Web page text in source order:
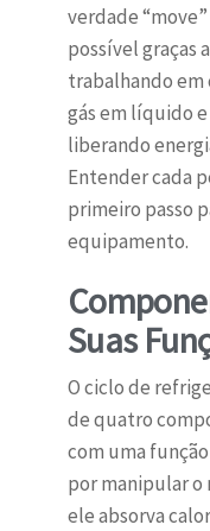
verdade
possível graças
trabalhando
gás em líquido
liberando
Entender cada
primeiro passo
equipamento.
Suas
O ciclo de
de quatro
com uma
por manipular
ele absorva